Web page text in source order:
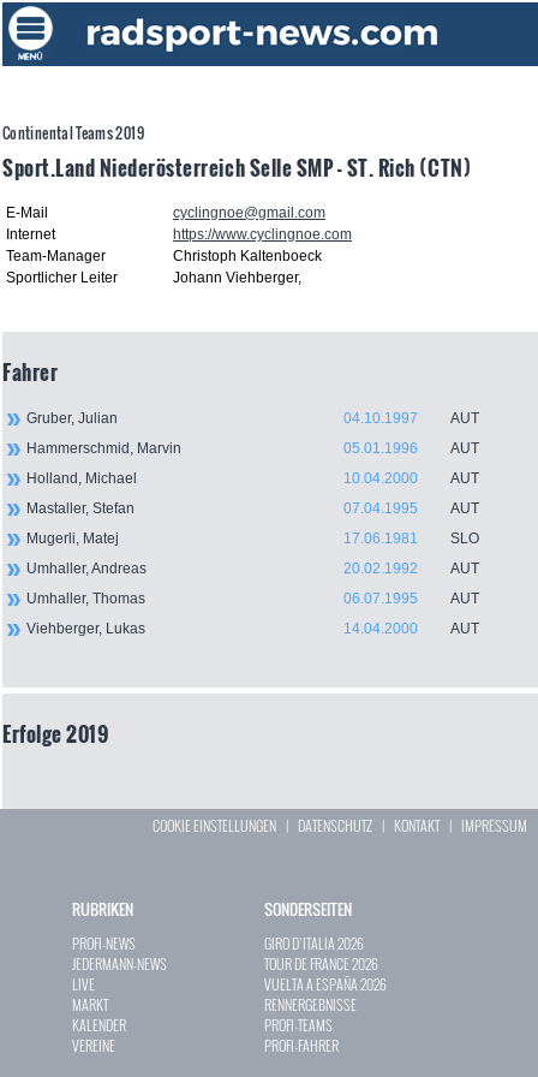
Continental Teams 2019
Sport.Land Niederösterreich Selle SMP - ST. Rich (CTN)
E-Mail
cyclingnoe@gmail.com
Internet
https://www.cyclingnoe.com
Team-Manager
Christoph Kaltenboeck
Sportlicher Leiter
Johann Viehberger,
Fahrer
Gruber, Julian 04.10.1997
AUT
Hammerschmid, Marvin
05.01.1996
AUT
Holland, Michael
10.04.2000
AUT
Mastaller, Stefan
07.04.1995
AUT
Mugerli, Matej
17.06.1981
SLO
Umhaller, Andreas
20.02.1992
AUT
Umhaller, Thomas
06.07.1995
AUT
Viehberger, Lukas
14.04.2000 AUT
Erfolge 2019
COOKIE EINSTELLUNGEN | DATENSCHUTZ | KONTAKT| IMPRESSUM
RUBRIKEN
PROFI-NEWS
JEDERMANN-NEWS
LIVE
MARKT
KALENDER
VEREINE
SONDERSEITEN
GIRO D`ITALIA 2026
TOUR DE FRANCE 2026
VUELTA A ESPAÑA 2026
RENNERGEBNISSE
PROFI-TEAMS
PROFI-FAHRER